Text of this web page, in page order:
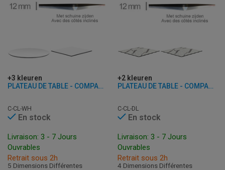
+3 kleuren
PLATEAU DE TABLE - COMPACT BLANC - 12 MM D'ÉPAISSEUR
C-CL-WH
En stock
Livraison: 3 - 7 Jours
Ouvrables
Retrait sous 2h
5 Dimensions Différentes
+2 kleuren
PLATEAU DE TABLE - COMPACT DAY LIGHT - 12 MM D'ÉPAISSEUR
C-CL-DL
En stock
Livraison: 3 - 7 Jours
Ouvrables
Retrait sous 2h
4 Dimensions Différentes